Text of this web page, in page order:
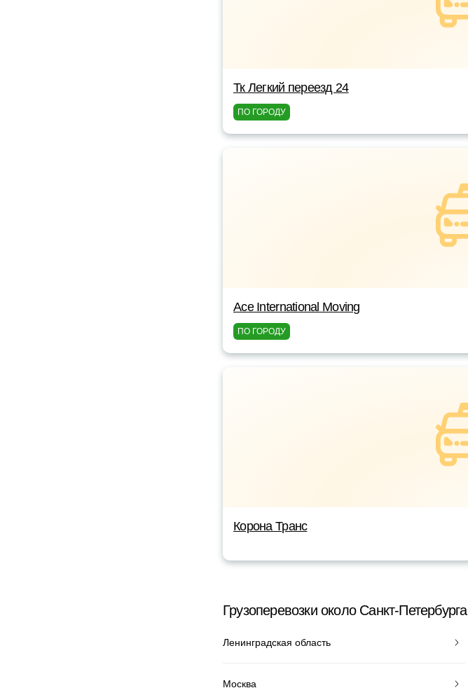
Тк Легкий переезд 24
ПО ГОРОДУ
Ace International Moving
ПО ГОРОДУ
Корона Транс
Грузоперевозки около Санкт-Петербурга
Ленинградская область
Москва